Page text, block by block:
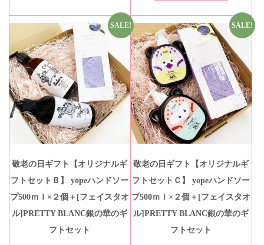
SALE!
敬老の日ギフト【オリジナルギ
フトセットＢ】 yopeハンドソー
プ500ｍｌ×２個＋[フェイスタオ
ル]PRETTY BLANC銀の華のギ
フトセット
SALE!
敬老の日ギフト【オリジナルギ
フトセットＣ】 yopeハンドソー
プ500ｍｌ×２個＋[フェイスタオ
ル]PRETTY BLANC銀の華のギ
フトセット